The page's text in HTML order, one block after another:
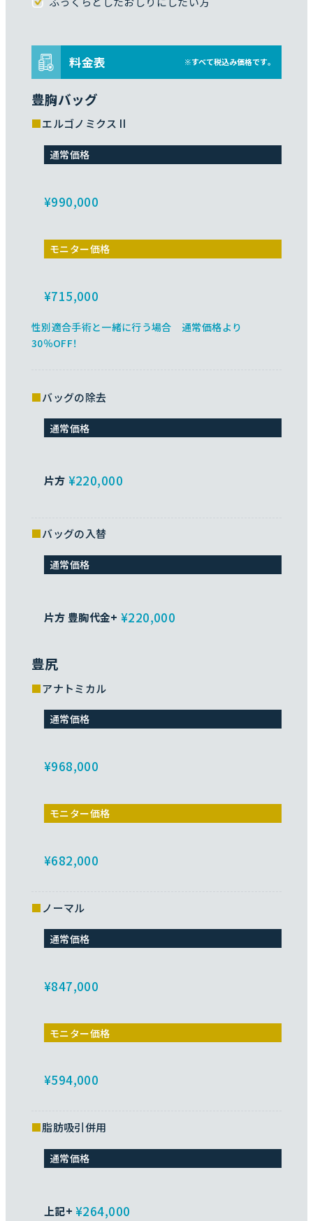
料金表 ※すべて税込み価格です。
豊胸バッグ
エルゴノミクスⅡ
通常価格
¥990,000
モニター価格
¥715,000
性別適合手術と一緒に行う場合 通常価格より
30％OFF！
バッグの除去
通常価格
片方 ¥220,000
バッグの入替
通常価格
片方 豊胸代金+ ¥220,000
豊尻
アナトミカル
通常価格
¥968,000
モニター価格
¥682,000
ノーマル
通常価格
¥847,000
モニター価格
¥594,000
脂肪吸引併用
通常価格
上記+ ¥264,000